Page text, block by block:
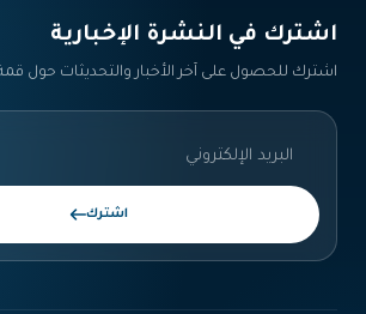
اشترك في النشرة الإخبارية‎
اشترك للحصول على آخر الأخبار والتحديثات حول
اشترك